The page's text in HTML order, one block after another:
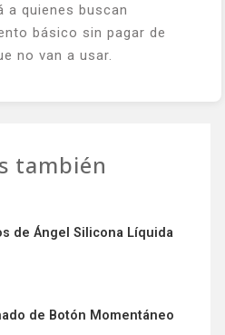
a quienes buscan
básico sin pagar de
no van a usar.
también
de Ángel Silicona Líquida
de Botón Momentáneo